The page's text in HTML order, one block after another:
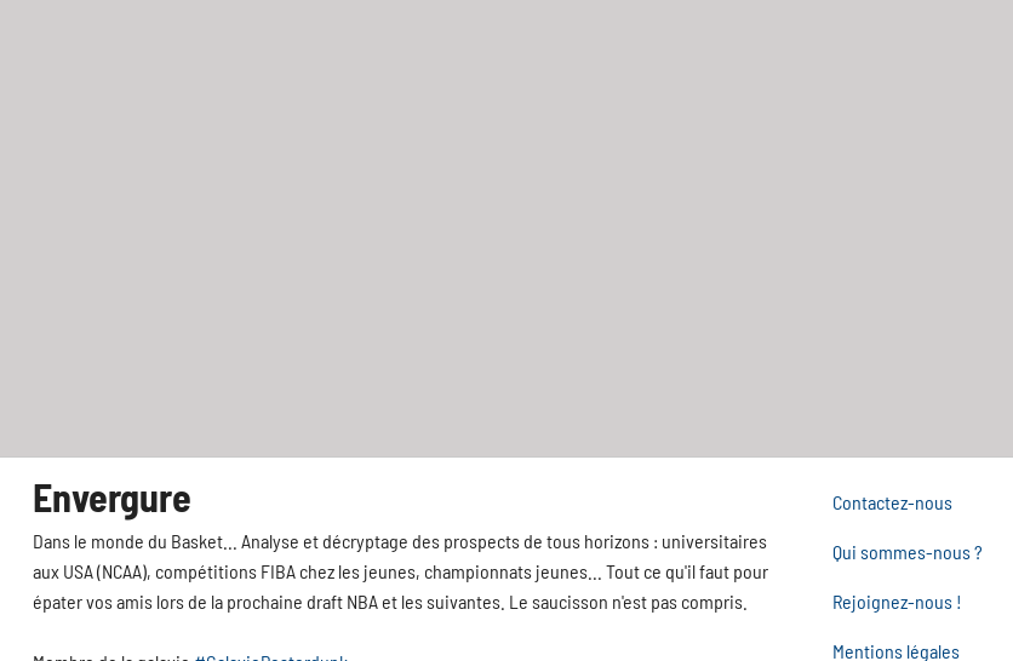
Envergure
Dans le monde du Basket... Analyse et décryptage des prospects de tous horizons : universitaires
aux USA (NCAA), compétitions FIBA chez les jeunes, championnats jeunes... Tout ce qu'il faut pour
épater vos amis lors de la prochaine draft NBA et les suivantes. Le saucisson n'est pas compris.
Contactez-nous
Qui sommes-nous ?
Rejoignez-nous !
Mentions légales